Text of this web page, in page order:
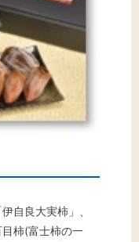
自良大実柿」、
柿(富士柿の一